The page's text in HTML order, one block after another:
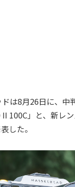
は8月26日に、中
100C」と、新レ
した。